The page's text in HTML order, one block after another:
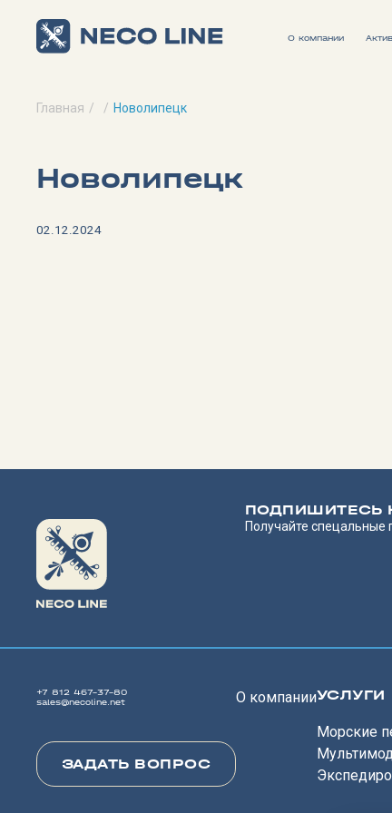
О компании
Главная Новолипецк
Новолипецк
02.12.2024
ПОДПИШИТЕСЬ
Получайте спецальные
+7 812 467-37-80
sales@necoline.net
ЗАДАТЬ ВОПРОС
О компанииУСЛУГИ
Морские